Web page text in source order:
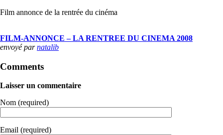
Film annonce de la rentrée du cinéma
FILM-ANNONCE – LA RENTREE DU CINEMA 2008
envoyé parnatalib
Comments
Laisser un commentaire
Nom (required)
Email (required)